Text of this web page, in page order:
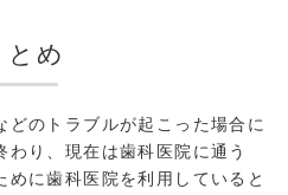
とめ
のトラブルが起こった場合に
り、現在は歯科医院に通う
に歯科医院を利用していると